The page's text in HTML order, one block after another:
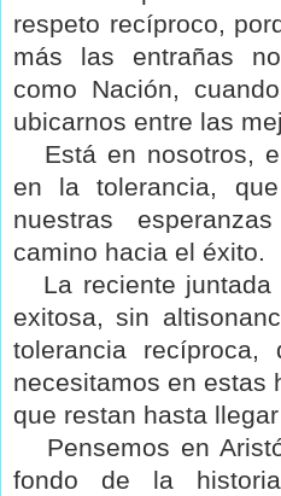
respeto recíproco,
más las entrañas
como Nación,
ubicarnos entre las
Está en nosotros,
en la tolerancia,
nuestras
camino hacia el éxito.
La reciente
exitosa, sin
tolerancia
necesitamos en estas
que restan hasta
Pensemos en
fondo de la